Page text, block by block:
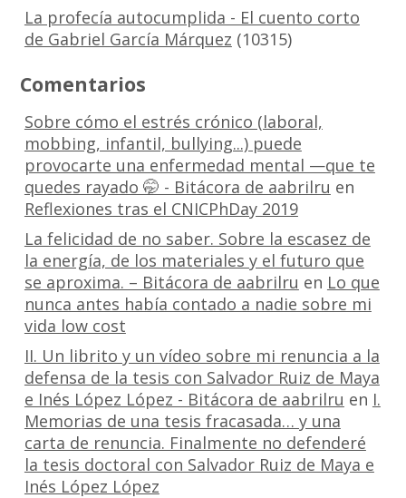
La profecía autocumplida - El cuento corto
de Gabriel García Márquez (10315)
Comentarios
Sobre cómo el estrés crónico (laboral,
mobbing, infantil, bullying...) puede
provocarte una enfermedad mental —que te
quedes rayado 🤭 - Bitácora de aabrilru en
Reflexiones tras el CNICPhDay 2019
La felicidad de no saber. Sobre la escasez de
la energía, de los materiales y el futuro que
se aproxima. – Bitácora de aabrilru en Lo que
nunca antes había contado a nadie sobre mi
vida low cost
II. Un librito y un vídeo sobre mi renuncia a la
defensa de la tesis con Salvador Ruiz de Maya
e Inés López López - Bitácora de aabrilru en I.
Memorias de una tesis fracasada… y una
carta de renuncia. Finalmente no defenderé
la tesis doctoral con Salvador Ruiz de Maya e
Inés López López